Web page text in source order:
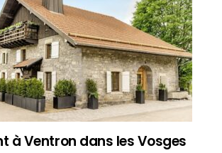
à Ventron dans les Vosges